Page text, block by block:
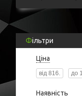
Фільтри
Ціна
Наявність